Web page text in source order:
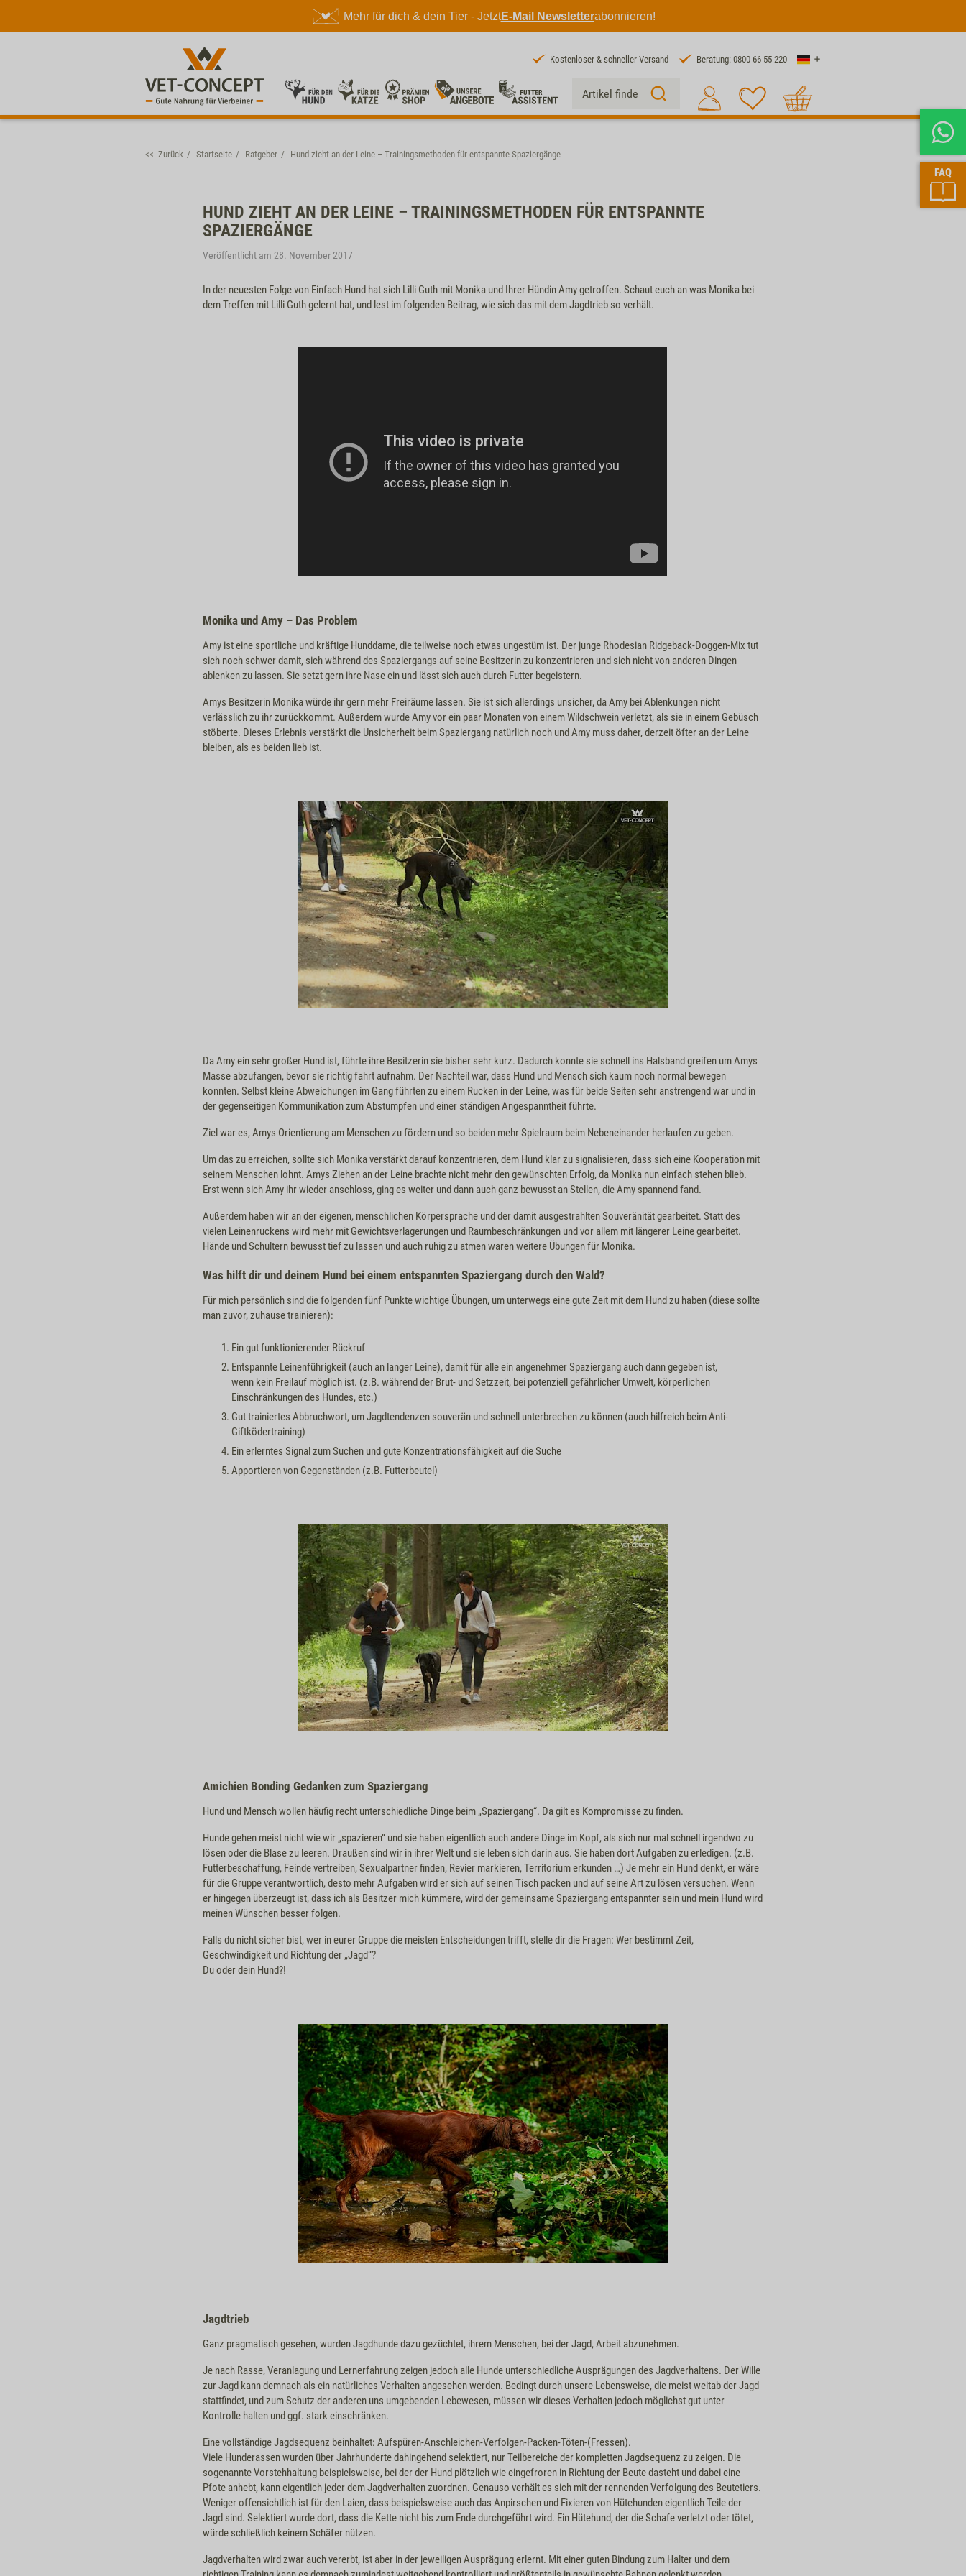
Mehr für dich & dein Tier - JetztE-Mail Newsletterabonnieren!
FAQ
Kostenloser & schneller Versand Beratung: 0800-66 55 220 Land
Suche 1
<< Zurück Startseite Ratgeber Hund zieht an der Leine – Trainingsmethoden für entspannte Spaziergänge
HUND ZIEHT AN DER LEINE – TRAININGSMETHODEN FÜR ENTSPANNTE
SPAZIERGÄNGE
Veröffentlicht am 28. November 2017
In der neuesten Folge von Einfach Hund hat sich Lilli Guth mit Monika und Ihrer Hündin Amy getroffen. Schaut euch an was Monika bei
dem Treffen mit Lilli Guth gelernt hat, und lest im folgenden Beitrag, wie sich das mit dem Jagdtrieb so verhält.
Monika und Amy – Das Problem
Amy ist eine sportliche und kräftige Hunddame, die teilweise noch etwas ungestüm ist. Der junge Rhodesian Ridgeback-Doggen-Mix tut
sich noch schwer damit, sich während des Spaziergangs auf seine Besitzerin zu konzentrieren und sich nicht von anderen Dingen
ablenken zu lassen. Sie setzt gern ihre Nase ein und lässt sich auch durch Futter begeistern.
Amys Besitzerin Monika würde ihr gern mehr Freiräume lassen. Sie ist sich allerdings unsicher, da Amy bei Ablenkungen nicht
verlässlich zu ihr zurückkommt. Außerdem wurde Amy vor ein paar Monaten von einem Wildschwein verletzt, als sie in einem Gebüsch
stöberte. Dieses Erlebnis verstärkt die Unsicherheit beim Spaziergang natürlich noch und Amy muss daher, derzeit öfter an der Leine
bleiben, als es beiden lieb ist.
Da Amy ein sehr großer Hund ist, führte ihre Besitzerin sie bisher sehr kurz. Dadurch konnte sie schnell ins Halsband greifen um Amys
Masse abzufangen, bevor sie richtig fahrt aufnahm. Der Nachteil war, dass Hund und Mensch sich kaum noch normal bewegen
konnten. Selbst kleine Abweichungen im Gang führten zu einem Rucken in der Leine, was für beide Seiten sehr anstrengend war und in
der gegenseitigen Kommunikation zum Abstumpfen und einer ständigen Angespanntheit führte.
Ziel war es, Amys Orientierung am Menschen zu fördern und so beiden mehr Spielraum beim Nebeneinander herlaufen zu geben.
Um das zu erreichen, sollte sich Monika verstärkt darauf konzentrieren, dem Hund klar zu signalisieren, dass sich eine Kooperation mit
seinem Menschen lohnt. Amys Ziehen an der Leine brachte nicht mehr den gewünschten Erfolg, da Monika nun einfach stehen blieb.
Erst wenn sich Amy ihr wieder anschloss, ging es weiter und dann auch ganz bewusst an Stellen, die Amy spannend fand.
Außerdem haben wir an der eigenen, menschlichen Körpersprache und der damit ausgestrahlten Souveränität gearbeitet. Statt des
vielen Leinenruckens wird mehr mit Gewichtsverlagerungen und Raumbeschränkungen und vor allem mit längerer Leine gearbeitet.
Hände und Schultern bewusst tief zu lassen und auch ruhig zu atmen waren weitere Übungen für Monika.
Was hilft dir und deinem Hund bei einem entspannten Spaziergang durch den Wald?
Für mich persönlich sind die folgenden fünf Punkte wichtige Übungen, um unterwegs eine gute Zeit mit dem Hund zu haben (diese sollte
man zuvor, zuhause trainieren):
Ein gut funktionierender Rückruf
Entspannte Leinenführigkeit (auch an langer Leine), damit für alle ein angenehmer Spaziergang auch dann gegeben ist,
wenn kein Freilauf möglich ist. (z.B. während der Brut- und Setzzeit, bei potenziell gefährlicher Umwelt, körperlichen
Einschränkungen des Hundes, etc.)
Gut trainiertes Abbruchwort, um Jagdtendenzen souverän und schnell unterbrechen zu können (auch hilfreich beim Anti-
Giftködertraining)
Ein erlerntes Signal zum Suchen und gute Konzentrationsfähigkeit auf die Suche
Apportieren von Gegenständen (z.B. Futterbeutel)
Amichien Bonding Gedanken zum Spaziergang
Hund und Mensch wollen häufig recht unterschiedliche Dinge beim „Spaziergang“. Da gilt es Kompromisse zu finden.
Hunde gehen meist nicht wie wir „spazieren“ und sie haben eigentlich auch andere Dinge im Kopf, als sich nur mal schnell irgendwo zu
lösen oder die Blase zu leeren. Draußen sind wir in ihrer Welt und sie leben sich darin aus. Sie haben dort Aufgaben zu erledigen. (z.B.
Futterbeschaffung, Feinde vertreiben, Sexualpartner finden, Revier markieren, Territorium erkunden …) Je mehr ein Hund denkt, er wäre
für die Gruppe verantwortlich, desto mehr Aufgaben wird er sich auf seinen Tisch packen und auf seine Art zu lösen versuchen. Wenn
er hingegen überzeugt ist, dass ich als Besitzer mich kümmere, wird der gemeinsame Spaziergang entspannter sein und mein Hund wird
meinen Wünschen besser folgen.
Falls du nicht sicher bist, wer in eurer Gruppe die meisten Entscheidungen trifft, stelle dir die Fragen: Wer bestimmt Zeit,
Geschwindigkeit und Richtung der „Jagd“?
Du oder dein Hund?!
Jagdtrieb
Ganz pragmatisch gesehen, wurden Jagdhunde dazu gezüchtet, ihrem Menschen, bei der Jagd, Arbeit abzunehmen.
Je nach Rasse, Veranlagung und Lernerfahrung zeigen jedoch alle Hunde unterschiedliche Ausprägungen des Jagdverhaltens. Der Wille
zur Jagd kann demnach als ein natürliches Verhalten angesehen werden. Bedingt durch unsere Lebensweise, die meist weitab der Jagd
stattfindet, und zum Schutz der anderen uns umgebenden Lebewesen, müssen wir dieses Verhalten jedoch möglichst gut unter
Kontrolle halten und ggf. stark einschränken.
Eine vollständige Jagdsequenz beinhaltet: Aufspüren-Anschleichen-Verfolgen-Packen-Töten-(Fressen).
Viele Hunderassen wurden über Jahrhunderte dahingehend selektiert, nur Teilbereiche der kompletten Jagdsequenz zu zeigen. Die
sogenannte Vorstehhaltung beispielsweise, bei der der Hund plötzlich wie eingefroren in Richtung der Beute dasteht und dabei eine
Pfote anhebt, kann eigentlich jeder dem Jagdverhalten zuordnen. Genauso verhält es sich mit der rennenden Verfolgung des Beutetiers.
Weniger offensichtlich ist für den Laien, dass beispielsweise auch das Anpirschen und Fixieren von Hütehunden eigentlich Teile der
Jagd sind. Selektiert wurde dort, dass die Kette nicht bis zum Ende durchgeführt wird. Ein Hütehund, der die Schafe verletzt oder tötet,
würde schließlich keinem Schäfer nützen.
Jagdverhalten wird zwar auch vererbt, ist aber in der jeweiligen Ausprägung erlernt. Mit einer guten Bindung zum Halter und dem